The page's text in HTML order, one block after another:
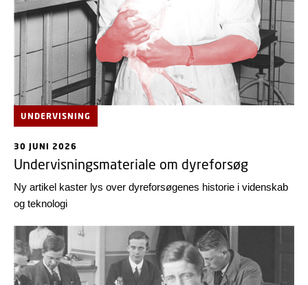
UNDERVISNING
30 JUNI 2026
Undervisningsmateriale om dyreforsøg
Ny artikel kaster lys over dyreforsøgenes historie i videnskab
og teknologi